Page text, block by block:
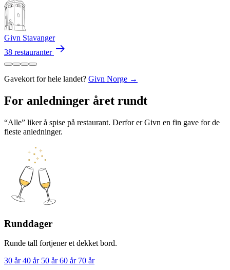
Givn Stavanger
38 restauranter
Gavekort for hele landet? Givn Norge →
For anledninger året rundt
“Alle” liker å spise på restaurant. Derfor er Givn en fin gave for de
fleste anledninger.
Runddager
Runde tall fortjener et dekket bord.
30 år40 år 50 år60 år 70 år